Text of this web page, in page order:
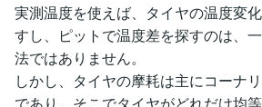
実測温度を使えば、タイヤの温度変
すし、ピットで温度差を探すのは、
法ではありません。
しかし、タイヤの摩耗は主にコーナ
であり、そこでタイヤがどれだけ均